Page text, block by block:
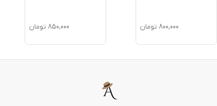
800,000 تومان 850,000 تومان